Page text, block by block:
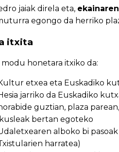
jaiak direla eta,
egongo da herriko
itxita
modu honetara itxiko da:
etxea eta Euskadiko
jarriko da Euskadiko
guztian, plaza
bertan egoteko
alboko bi
harratea)